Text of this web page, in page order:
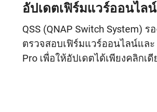
อัปเดตเฟิร์มแวร์ออนไลน์
QSS (QNAP Switch System) ร
ตรวจสอบเฟิร์มแวร์ออนไลน์และ
Pro เพื่อให้อัปเดตได้เพียงคลิกเดี